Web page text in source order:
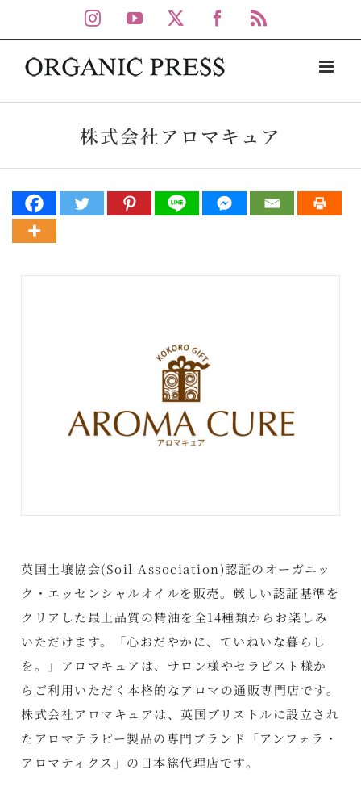
to
content
Instagram
YouTube Facebook
株式会社アロマキュア
英国土壌協会(Soil Association)認証のオーガニッ
ク・エッセンシャルオイルを販売。厳しい認証基準を
クリアした最上品質の精油を全14種類からお楽しみ
いただけます。「心おだやかに、ていねいな暮らし
を。」アロマキュアは、サロン様やセラピスト様か
らご利用いただく本格的なアロマの通販専門店です。
株式会社アロマキュアは、英国ブリストルに設立され
たアロマテラピー製品の専門ブランド「アンフォラ・
アロマティクス」の日本総代理店です。